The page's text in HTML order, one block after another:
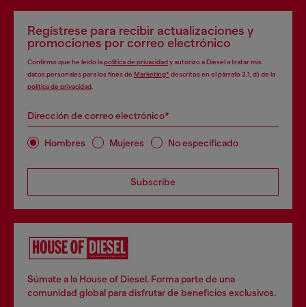
Regístrese para recibir actualizaciones y
promociones por correo electrónico
Confirmo que he leído lapolítica de privacidady autorizo a Diesel a tratar mis
datos personales para los fines de Marketing*descritos en el párrafo 3.1, d) de la
política de privacidad.
Dirección de correo electrónico*
Hombres Mujeres No especificado
Subscribe
Súmate a la House of Diesel. Forma parte de una
comunidad global para disfrutar de beneficios exclusivos.